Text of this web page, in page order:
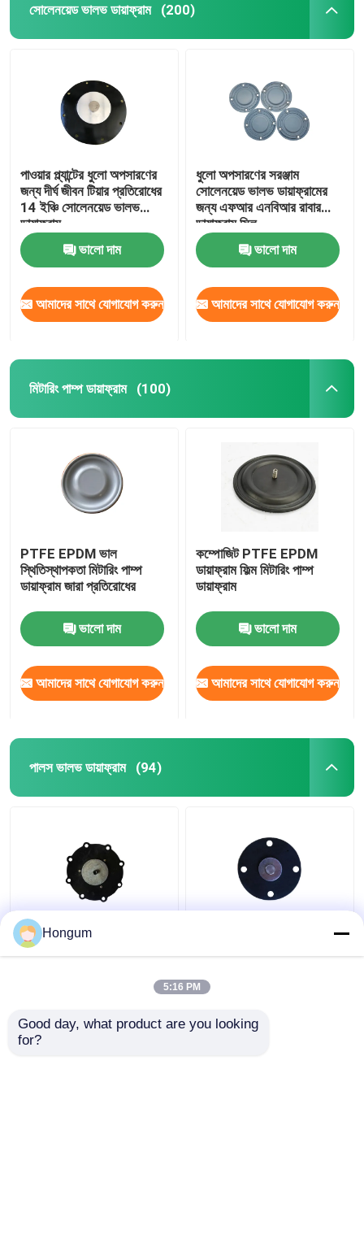
সোলেনয়েড ভালভ ডায়াফ্রাম (200)
পাওয়ার প্ল্যান্টের ধুলো অপসারণের
জন্য দীর্ঘ জীবন টিয়ার প্রতিরোধের
14 ইঞ্চি সোলেনয়েড ভালভ
ডায়াফ্রাম
ভালো দাম
আমাদের সাথে যোগাযোগ করুন
ধুলো অপসারণের সরঞ্জাম
সোলেনয়েড ভালভ ডায়াফ্রামের
জন্য এফআর এনবিআর রাবার
ডায়াফ্রাম সিল
ভালো দাম
আমাদের সাথে যোগাযোগ করুন
মিটারিং পাম্প ডায়াফ্রাম (100)
PTFE EPDM ভাল
স্থিতিস্থাপকতা মিটারিং পাম্প
ডায়াফ্রাম জারা প্রতিরোধের
ভালো দাম
আমাদের সাথে যোগাযোগ করুন
কম্পোজিট PTFE EPDM
ডায়াফ্রাম ফিল্ম মিটারিং পাম্প
ডায়াফ্রাম
ভালো দাম
আমাদের সাথে যোগাযোগ করুন
পালস ভালভ ডায়াফ্রাম (94)
DMFZ সিরিজের
ইলেক্ট্রোম্যাগনেটিক পালস
সিআর এফআর ফিল্টার পালস ভালভ
Hongum
5:16 PM
Good day, what product are you looking
for?